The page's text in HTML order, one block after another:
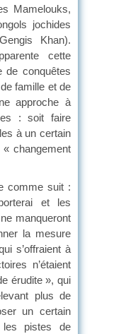
Mamelouks,
jochides
Khan).
cette
de conquêtes
famille et de
approche à
: soit faire
à un certain
changement
comme suit :
et les
manqueront
la mesure
s’offraient à
n’étaient
érudite », qui
plus de
un certain
les pistes de